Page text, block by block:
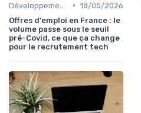
• 18/05/2026
Offres d'emploi en France : le
volume passe sous le seuil
pré-Covid, ce que ça change
pour le recrutement tech